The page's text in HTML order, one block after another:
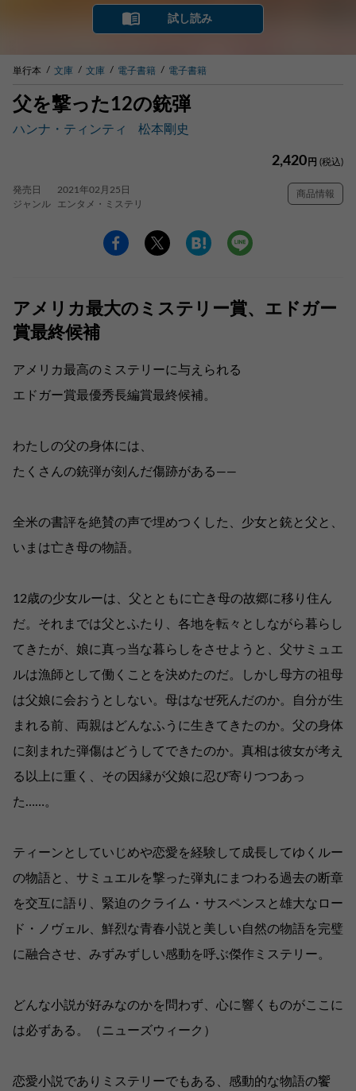
試し読み
単行本 文庫 文庫 電子書籍 電子書籍
父を撃った12の銃弾
ハンナ・ティンティ 松本剛史
2,420 円 (税込)
発売日
2021年02月25日
ジャンル
エンタメ・ミステリ
商品情報
アメリカ最大のミステリー賞、エドガー
賞最終候補
アメリカ最高のミステリーに与えられる
エドガー賞最優秀長編賞最終候補。
わたしの父の身体には、
たくさんの銃弾が刻んだ傷跡がある――
全米の書評を絶賛の声で埋めつくした、少女と銃と父と、
いまは亡き母の物語。
12歳の少女ルーは、父とともに亡き母の故郷に移り住ん
だ。それまでは父とふたり、各地を転々としながら暮らし
てきたが、娘に真っ当な暮らしをさせようと、父サミュエ
ルは漁師として働くことを決めたのだ。しかし母方の祖母
は父娘に会おうとしない。母はなぜ死んだのか。自分が生
まれる前、両親はどんなふうに生きてきたのか。父の身体
に刻まれた弾傷はどうしてできたのか。真相は彼女が考え
る以上に重く、その因縁が父娘に忍び寄りつつあっ
た……。
ティーンとしていじめや恋愛を経験して成長してゆくルー
の物語と、サミュエルを撃った弾丸にまつわる過去の断章
を交互に語り、緊迫のクライム・サスペンスと雄大なロー
ド・ノヴェル、鮮烈な青春小説と美しい自然の物語を完璧
に融合させ、みずみずしい感動を呼ぶ傑作ミステリー。
どんな小説が好みなのかを問わず、心に響くものがここに
は必ずある。（ニューズウィーク）
恋愛小説でありミステリーでもある、感動的な物語の饗